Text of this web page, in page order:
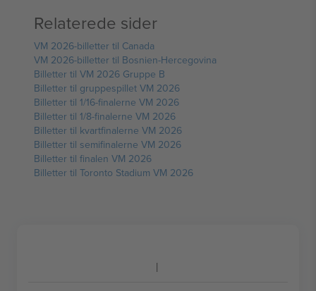
Relaterede sider
VM 2026-billetter til Canada
VM 2026-billetter til Bosnien-Hercegovina
Billetter til VM 2026 Gruppe B
Billetter til gruppespillet VM 2026
Billetter til 1/16-finalerne VM 2026
Billetter til 1/8-finalerne VM 2026
Billetter til kvartfinalerne VM 2026
Billetter til semifinalerne VM 2026
Billetter til finalen VM 2026
Billetter til Toronto Stadium VM 2026